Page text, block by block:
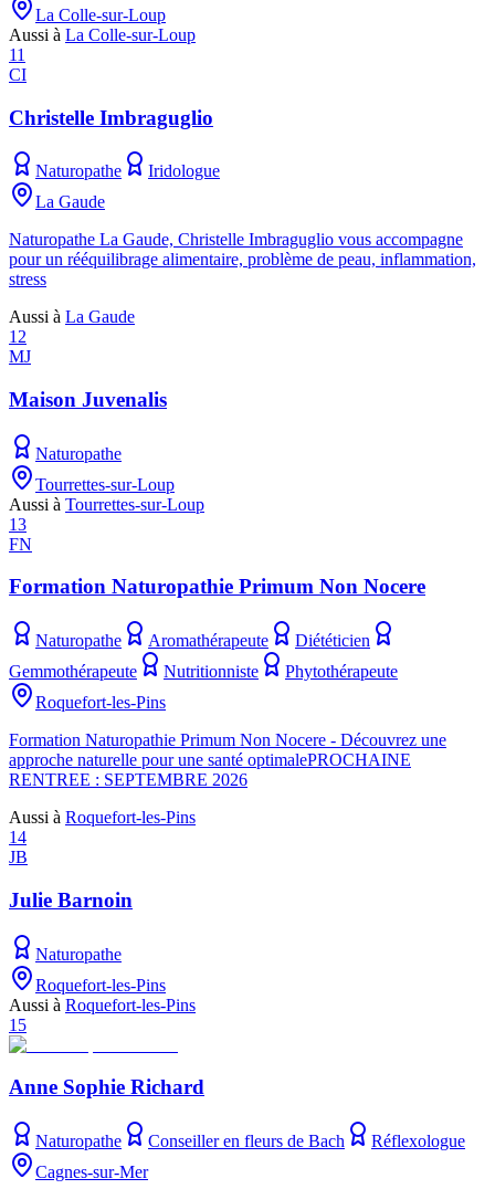
La Colle-sur-Loup
Aussi à La Colle-sur-Loup
11
CI
Christelle Imbraguglio
Naturopathe
Iridologue
La Gaude
Naturopathe La Gaude, Christelle Imbraguglio vous accompagne
pour un rééquilibrage alimentaire, problème de peau, inflammation,
stress
Aussi à La Gaude
12
MJ
Maison Juvenalis
Naturopathe
Tourrettes-sur-Loup
Aussi à Tourrettes-sur-Loup
13
FN
Formation Naturopathie Primum Non Nocere
Naturopathe Aromathérapeute
Diététicien
Gemmothérapeute
Nutritionniste
Phytothérapeute
Roquefort-les-Pins
Formation Naturopathie Primum Non Nocere - Découvrez une
approche naturelle pour une santé optimalePROCHAINE
RENTREE : SEPTEMBRE 2026
Aussi à Roquefort-les-Pins
14
JB
Julie Barnoin
Naturopathe
Roquefort-les-Pins
Aussi à Roquefort-les-Pins
15
Anne Sophie Richard
Naturopathe Conseiller en fleurs de Bach
Réflexologue
Cagnes-sur-Mer